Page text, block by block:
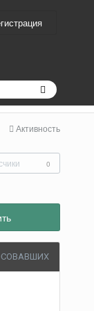
Активность
0